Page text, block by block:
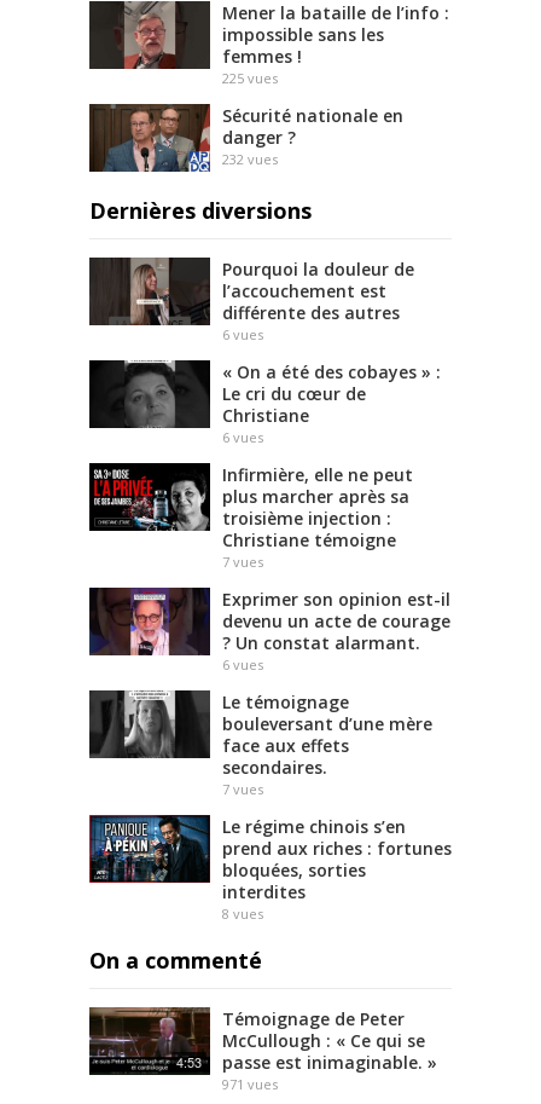
Mener la bataille de l’info :
impossible sans les
femmes !
225 vues
Sécurité nationale en
danger ?
232 vues
Dernières diversions
Pourquoi la douleur de
l’accouchement est
différente des autres
6 vues
« On a été des cobayes » :
Le cri du cœur de
Christiane
6 vues
Infirmière, elle ne peut
plus marcher après sa
troisième injection :
Christiane témoigne
7 vues
Exprimer son opinion est-il
devenu un acte de courage
? Un constat alarmant.
6 vues
Le témoignage
bouleversant d’une mère
face aux effets
secondaires.
7 vues
Le régime chinois s’en
prend aux riches : fortunes
bloquées, sorties
interdites
8 vues
On a commenté
4:53
Témoignage de Peter
McCullough : « Ce qui se
passe est inimaginable. »
971 vues